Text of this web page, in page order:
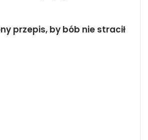
przepis, by bób nie stracił